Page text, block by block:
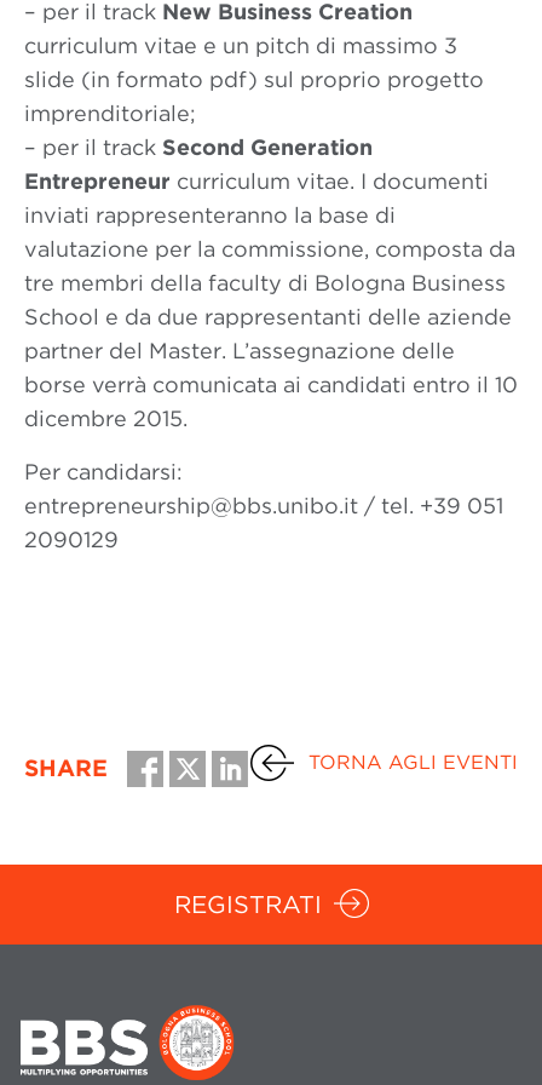
– per il track New Business Creation
curriculum vitae e un pitch di massimo 3
slide (in formato pdf) sul proprio progetto
imprenditoriale;
– per il track Second Generation
Entrepreneur curriculum vitae. I documenti
inviati rappresenteranno la base di
valutazione per la commissione, composta da
tre membri della faculty di Bologna Business
School e da due rappresentanti delle aziende
partner del Master. L’assegnazione delle
borse verrà comunicata ai candidati entro il 10
dicembre 2015.
Per candidarsi:
entrepreneurship@bbs.unibo.it / tel. +39 051
2090129
SHARE TORNA AGLI EVENTI
REGISTRATI